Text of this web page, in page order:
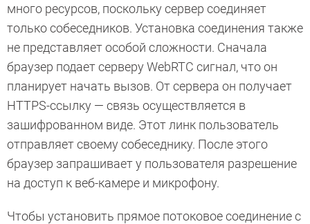
много ресурсов, поскольку сервер соединяет
только собеседников. Установка соединения также
не представляет особой сложности. Сначала
браузер подает серверу WebRTC сигнал, что он
планирует начать вызов. От сервера он получает
HTTPS-ссылку — связь осуществляется в
зашифрованном виде. Этот линк пользователь
отправляет своему собеседнику. После этого
браузер запрашивает у пользователя разрешение
на доступ к веб-камере и микрофону.
Чтобы установить прямое потоковое соединение с